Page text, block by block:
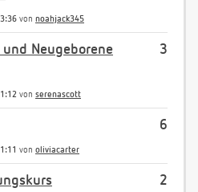
von noahjack345
3
Neugeborene
von serenascott
6
von oliviacarter
2